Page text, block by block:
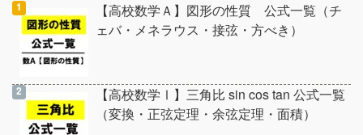
【高校数学Ａ】図形の性質 公式一覧（チ
ェバ・メネラウス・接弦・方べき）
【高校数学Ⅰ】三角比 sin cos tan 公式一覧
（変換・正弦定理・余弦定理・面積）